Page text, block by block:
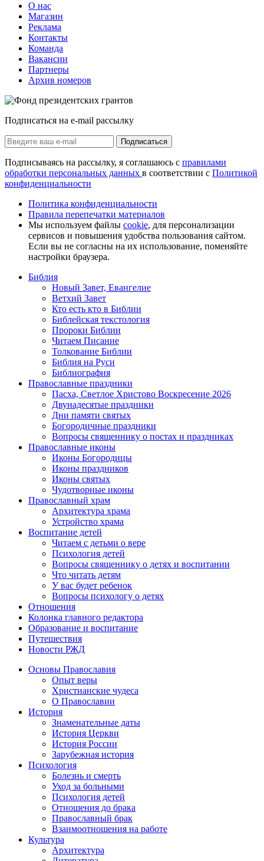
О нас
Магазин
Реклама
Контакты
Команда
Вакансии
Партнеры
Архив номеров
Подписаться на e-mail рассылку
Подписаться
Подписываясь на рассылку, я соглашаюсь с правилами
обработки персональных данных в соответствии с Политикой
конфиденциальности
Политика конфиденциальности
Правила перепечатки материалов
Мы используем файлы cookie, для персонализации
сервисов и повышения удобства пользования сайтом.
Если вы не согласны на их использование, поменяйте
настройки браузера.
Библия
Новый Завет, Евангелие
Ветхий Завет
Кто есть кто в Библии
Библейская текстология
Пророки Библии
Читаем Писание
Толкование Библии
Библия на Руси
Библиография
Православные праздники
Пасха, Светлое Христово Воскресение 2026
Двунадесятые праздники
Дни памяти святых
Богородичные праздники
Вопросы священнику о постах и праздниках
Православные иконы
Иконы Богородицы
Иконы праздников
Иконы святых
Чудотворные иконы
Православный храм
Архитектура храма
Устройство храма
Воспитание детей
Читаем с детьми о вере
Психология детей
Вопросы священнику о детях и воспитании
Что читать детям
У вас будет ребенок
Вопросы психологу о детях
Отношения
Колонка главного редактора
Образование и воспитание
Путешествия
Новости РЖД
Основы Православия
Опыт веры
Христианские чудеса
О Православии
История
Знаменательные даты
История Церкви
История России
Зарубежная история
Психология
Болезнь и смерть
Уход за больными
Психология детей
Отношения до брака
Православный брак
Взаимоотношения на работе
Культура
Архитектура